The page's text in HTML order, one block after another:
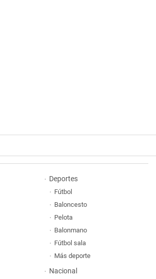
Deportes
Fútbol
Baloncesto
Pelota
Balonmano
Fútbol sala
Más deporte
Nacional